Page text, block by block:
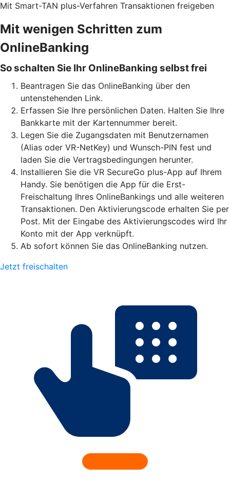
Mit Smart-TAN plus-Verfahren Transaktionen freigeben
Mit wenigen Schritten zum
OnlineBanking
So schalten Sie Ihr OnlineBanking selbst frei
Beantragen Sie das OnlineBanking über den
untenstehenden Link.
Erfassen Sie Ihre persönlichen Daten. Halten Sie Ihre
Bankkarte mit der Kartennummer bereit.
Legen Sie die Zugangsdaten mit Benutzernamen
(Alias oder VR-NetKey) und Wunsch-PIN fest und
laden Sie die Vertragsbedingungen herunter.
Installieren Sie die VR SecureGo plus-App auf Ihrem
Handy. Sie benötigen die App für die Erst-
Freischaltung Ihres OnlineBankings und alle weiteren
Transaktionen. Den Aktivierungscode erhalten Sie per
Post. Mit der Eingabe des Aktivierungscodes wird Ihr
Konto mit der App verknüpft.
Ab sofort können Sie das OnlineBanking nutzen.
Jetzt freischalten